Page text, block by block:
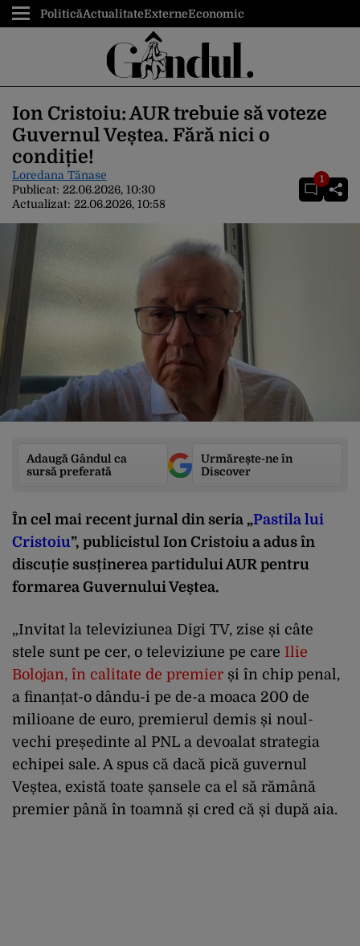
PoliticăActualitateExterneEconomic
Ion Cristoiu: AUR trebuie să voteze
Guvernul Veștea. Fără nici o
condiție!
Loredana Tănase
Publicat: 22.06.2026, 10:30
Actualizat: 22.06.2026, 10:58
1
Adaugă Gândul ca
sursă preferată
Urmărește-ne în
Discover
În cel mai recent jurnal din seria „Pastila lui
Cristoiu”, publicistul Ion Cristoiu a adus în
discuție susținerea partidului AUR pentru
formarea Guvernului Veștea.
„Invitat la televiziunea Digi TV, zise și câte
stele sunt pe cer, o televiziune pe care Ilie
Bolojan, în calitate de premier și în chip penal,
a finanțat-o dându-i pe de-a moaca 200 de
milioane de euro, premierul demis și noul-
vechi președinte al PNL a devoalat strategia
echipei sale. A spus că dacă pică guvernul
Veștea, există toate șansele ca el să rămână
premier până în toamnă și cred că și după aia.